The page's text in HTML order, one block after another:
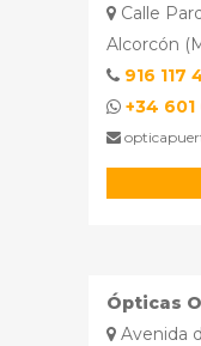
Calle
Alcorcón
916 117
+34
Ópticas
Avenida